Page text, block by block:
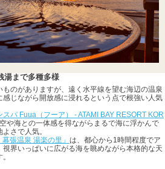
湯まで多種多様
のがありますが、遠く水平線を望む海辺の温泉
じながら開放感に浸れるという点で根強い人気
スパ Fuua（フーア） - ATAMI BAY RESORT KOR
や海との一体感を得ながらまるで海に浮かんで
さで人気。
幕張温泉 湯楽の里」 は、都心から1時間程度でア
界いっぱいに広がる海を眺めながら本格的な天